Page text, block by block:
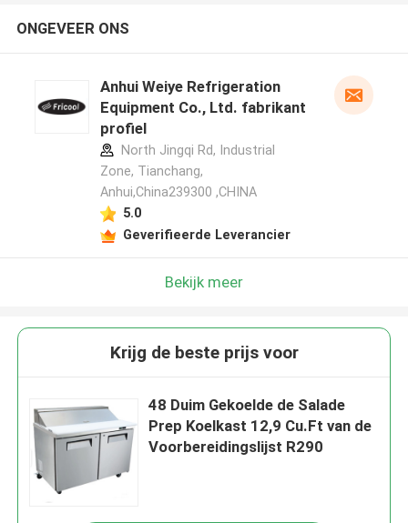
ONGEVEER ONS
Anhui Weiye Refrigeration
Equipment Co., Ltd. fabrikant
profiel
North Jingqi Rd, Industrial
Zone, Tianchang,
Anhui,China239300 ,CHINA
5.0
Geverifieerde Leverancier
Bekijk meer
Krijg de beste prijs voor
48 Duim Gekoelde de Salade
Prep Koelkast 12,9 Cu.Ft van de
Voorbereidingslijst R290